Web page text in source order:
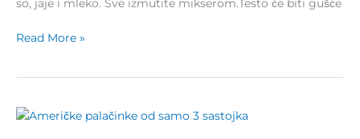
so, jaje i mleko. Sve izmutite mikserom.Testo će biti gušće
Read More »
Američke